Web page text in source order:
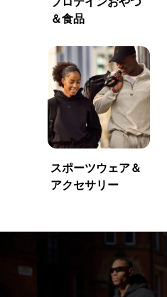
＆食品
スポーツウェア＆
アクセサリー